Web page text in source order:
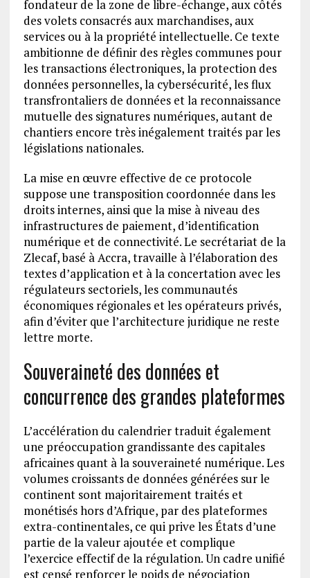
fondateur de la zone de libre-échange, aux côtés
des volets consacrés aux marchandises, aux
services ou à la propriété intellectuelle. Ce texte
ambitionne de définir des règles communes pour
les transactions électroniques, la protection des
données personnelles, la cybersécurité, les flux
transfrontaliers de données et la reconnaissance
mutuelle des signatures numériques, autant de
chantiers encore très inégalement traités par les
législations nationales.
La mise en œuvre effective de ce protocole
suppose une transposition coordonnée dans les
droits internes, ainsi que la mise à niveau des
infrastructures de paiement, d’identification
numérique et de connectivité. Le secrétariat de la
Zlecaf, basé à Accra, travaille à l’élaboration des
textes d’application et à la concertation avec les
régulateurs sectoriels, les communautés
économiques régionales et les opérateurs privés,
afin d’éviter que l’architecture juridique ne reste
lettre morte.
Souveraineté des données et
concurrence des grandes plateformes
L’accélération du calendrier traduit également
une préoccupation grandissante des capitales
africaines quant à la souveraineté numérique. Les
volumes croissants de données générées sur le
continent sont majoritairement traités et
monétisés hors d’Afrique, par des plateformes
extra-continentales, ce qui prive les États d’une
partie de la valeur ajoutée et complique
l’exercice effectif de la régulation. Un cadre unifié
est censé renforcer le poids de négociation